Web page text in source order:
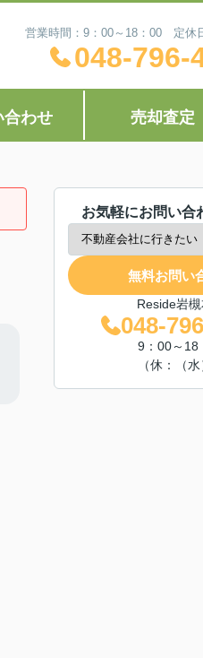
営業時間：9：00～18：00 定休
048-796-
合わせ 売却査定
お気軽にお問い合
無料お問い
Reside岩
048-
9：00～18
（休：（水